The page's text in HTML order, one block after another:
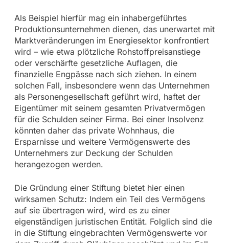
Als Beispiel hierfür mag ein inhabergeführtes
Produktionsunternehmen dienen, das unerwartet mit
Marktveränderungen im Energiesektor konfrontiert
wird – wie etwa plötzliche Rohstoffpreisanstiege
oder verschärfte gesetzliche Auflagen, die
finanzielle Engpässe nach sich ziehen. In einem
solchen Fall, insbesondere wenn das Unternehmen
als Personengesellschaft geführt wird, haftet der
Eigentümer mit seinem gesamten Privatvermögen
für die Schulden seiner Firma. Bei einer Insolvenz
könnten daher das private Wohnhaus, die
Ersparnisse und weitere Vermögenswerte des
Unternehmers zur Deckung der Schulden
herangezogen werden.
Die Gründung einer Stiftung bietet hier einen
wirksamen Schutz: Indem ein Teil des Vermögens
auf sie übertragen wird, wird es zu einer
eigenständigen juristischen Entität. Folglich sind die
in die Stiftung eingebrachten Vermögenswerte vor